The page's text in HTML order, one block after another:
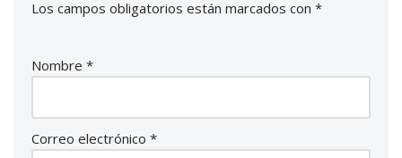
Los campos obligatorios están marcados con *
Nombre *
Correo electrónico *